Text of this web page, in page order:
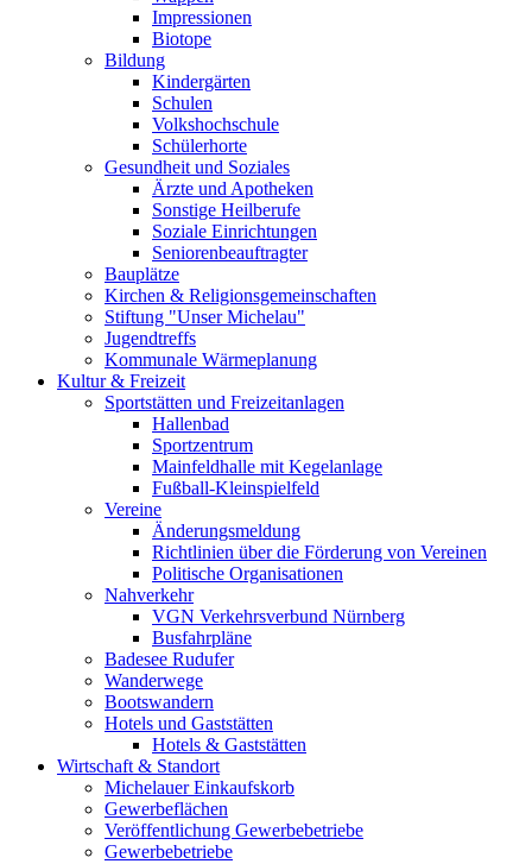
Impressionen
Biotope
Bildung
Kindergärten
Schulen
Volkshochschule
Schülerhorte
Gesundheit und Soziales
Ärzte und Apotheken
Sonstige Heilberufe
Soziale Einrichtungen
Seniorenbeauftragter
Bauplätze
Kirchen & Religionsgemeinschaften
Stiftung "Unser Michelau"
Jugendtreffs
Kommunale Wärmeplanung
Kultur & Freizeit
Sportstätten und Freizeitanlagen
Hallenbad
Sportzentrum
Mainfeldhalle mit Kegelanlage
Fußball-Kleinspielfeld
Vereine
Änderungsmeldung
Richtlinien über die Förderung von Vereinen
Politische Organisationen
Nahverkehr
VGN Verkehrsverbund Nürnberg
Busfahrpläne
Badesee Rudufer
Wanderwege
Bootswandern
Hotels und Gaststätten
Hotels & Gaststätten
Wirtschaft & Standort
Michelauer Einkaufskorb
Gewerbeflächen
Veröffentlichung Gewerbebetriebe
Gewerbebetriebe